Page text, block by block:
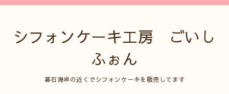
シフォンケーキ工房 ごいし
ふぉん
碁石海岸の近くでシフォンケーキを販売してます